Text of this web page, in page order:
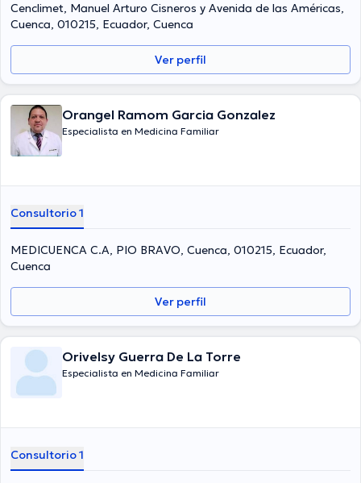
Cenclimet, Manuel Arturo Cisneros y Avenida de las Américas,
Cuenca, 010215, Ecuador, Cuenca
Ver perfil
Orangel Ramom Garcia Gonzalez
Especialista en Medicina Familiar
Consultorio 1
MEDICUENCA C.A, PIO BRAVO, Cuenca, 010215, Ecuador,
Cuenca
Ver perfil
Orivelsy Guerra De La Torre
Especialista en Medicina Familiar
Consultorio 1